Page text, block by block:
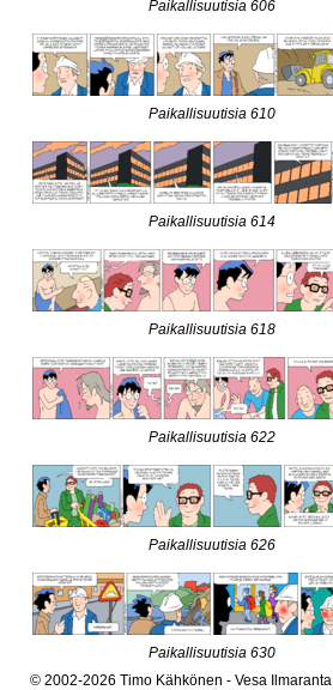
Paikallisuutisia 606
Paikallisuutisia 610
Paikallisuutisia 614
Paikallisuutisia 618
Paikallisuutisia 622
Paikallisuutisia 626
Paikallisuutisia 630
© 2002-2026 Timo Kähkönen - Vesa Ilmaranta